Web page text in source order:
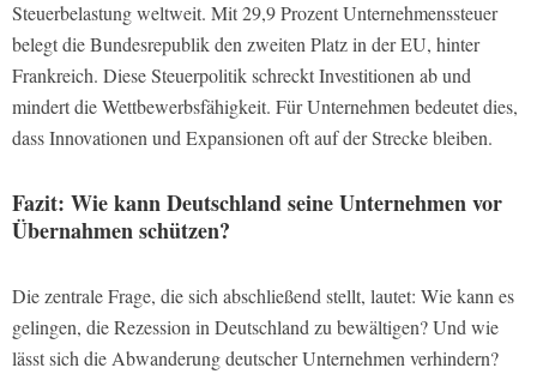
Steuerbelastung weltweit. Mit 29,9 Prozent Unternehmenssteuer
belegt die Bundesrepublik den zweiten Platz in der EU, hinter
Frankreich. Diese Steuerpolitik schreckt Investitionen ab und
mindert die Wettbewerbsfähigkeit. Für Unternehmen bedeutet dies,
dass Innovationen und Expansionen oft auf der Strecke bleiben.
Fazit: Wie kann Deutschland seine Unternehmen vor
Übernahmen schützen?
Die zentrale Frage, die sich abschließend stellt, lautet: Wie kann es
gelingen, die Rezession in Deutschland zu bewältigen? Und wie
lässt sich die Abwanderung deutscher Unternehmen verhindern?